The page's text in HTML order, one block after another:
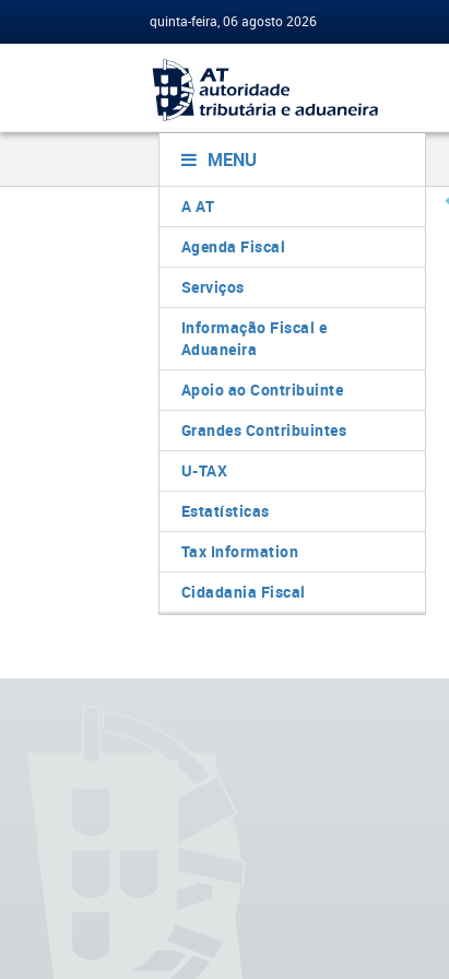
quinta-feira, 06 agosto 2026
MENU
A AT
Agenda Fiscal
Serviços
Informação Fiscal e
Aduaneira
Apoio ao Contribuinte
Grandes Contribuintes
U-TAX
Estatísticas
Tax Information
Cidadania Fiscal